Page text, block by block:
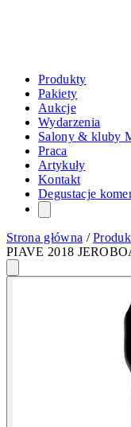
Produkty
Pakiety
Aukcje
Wydarzenia
Salony & kluby
Praca
Artykuły
Kontakt
Degustacje
Strona główna /
PIAVE 2018